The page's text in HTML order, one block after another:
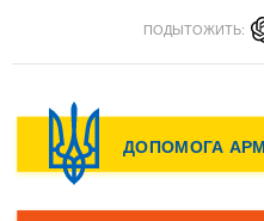
ПОДЫТОЖИТЬ: